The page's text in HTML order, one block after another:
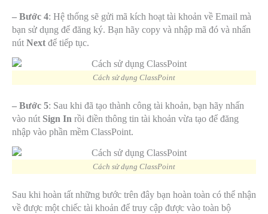
– Bước 4: Hệ thống sẽ gửi mã kích hoạt tài khoản về Email mà
bạn sử dụng để đăng ký. Bạn hãy copy và nhập mã đó và nhấn
nútNext để tiếp tục.
Cách sử dụng ClassPoint
– Bước 5: Sau khi đã tạo thành công tài khoản, bạn hãy nhấn
vào nútSign In rồi điền thông tin tài khoản vừa tạo để đăng
nhập vào phần mềm ClassPoint.
Cách sử dụng ClassPoint
Sau khi hoàn tất những bước trên đây bạn hoàn toàn có thể nhận
về được một chiếc tài khoản để truy cập được vào toàn bộ